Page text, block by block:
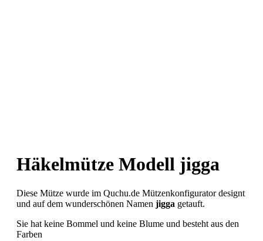
Häkelmütze Modell jigga
Diese Mütze wurde im Quchu.de Mützenkonfigurator designt
und auf dem wunderschönen Namen jigga getauft.
Sie hat keine Bommel und keine Blume und besteht aus den
Farben